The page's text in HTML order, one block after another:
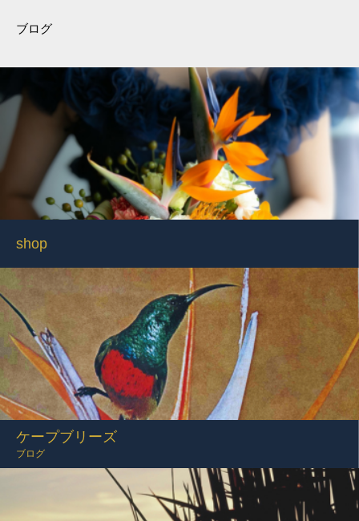
ブログ
shop
ケープブリーズ
ブログ